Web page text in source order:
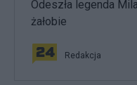
Odeszła legenda
żałobie
Redakcja